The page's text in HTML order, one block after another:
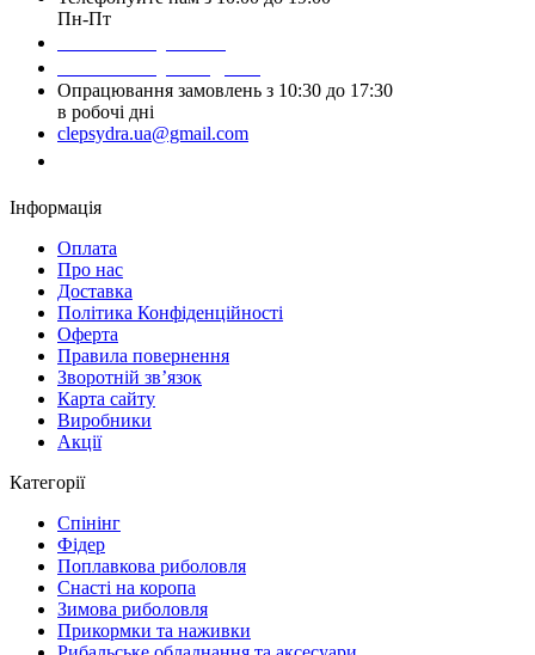
Пн-Пт
Опрацювання замовлень з 10:30 до 17:30
в робочі дні
clepsydra.ua@gmail.com
Інформація
Оплата
Про нас
Доставка
Політика Конфіденційності
Оферта
Правила повернення
Зворотній зв’язок
Карта сайту
Виробники
Акції
Категорії
Спінінг
Фідер
Поплавкова риболовля
Снасті на коропа
Зимова риболовля
Прикормки та наживки